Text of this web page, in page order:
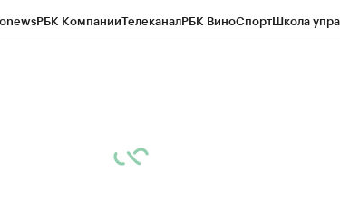
РБК КомпанииТелеканалРБК ВиноСпортШкола